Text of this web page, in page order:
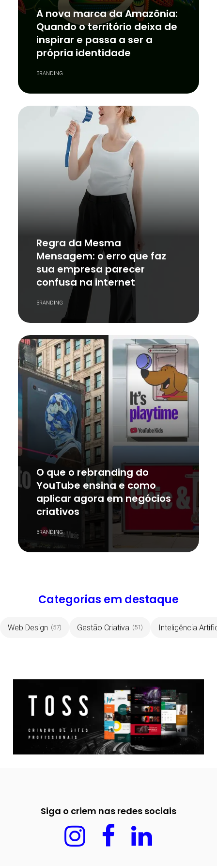
A nova marca da Amazônia:
Quando o território deixa de
inspirar e passa a ser a
própria identidade
BRANDING
Regra da Mesma
Mensagem: o erro que faz
sua empresa parecer
confusa na internet
BRANDING
O que o rebranding do
YouTube ensina e como
aplicar agora em negócios
criativos
BRANDING
Categorias em destaque
Web Design (57) Gestão Criativa (51) Inteligência
Siga o criem nas redes sociais